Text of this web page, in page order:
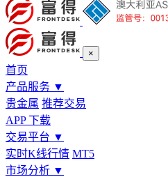
×
首页
产品服务 ▼
贵金属 推荐交易
APP 下载
交易平台 ▼
实时K线行情 MT5
市场分析 ▼